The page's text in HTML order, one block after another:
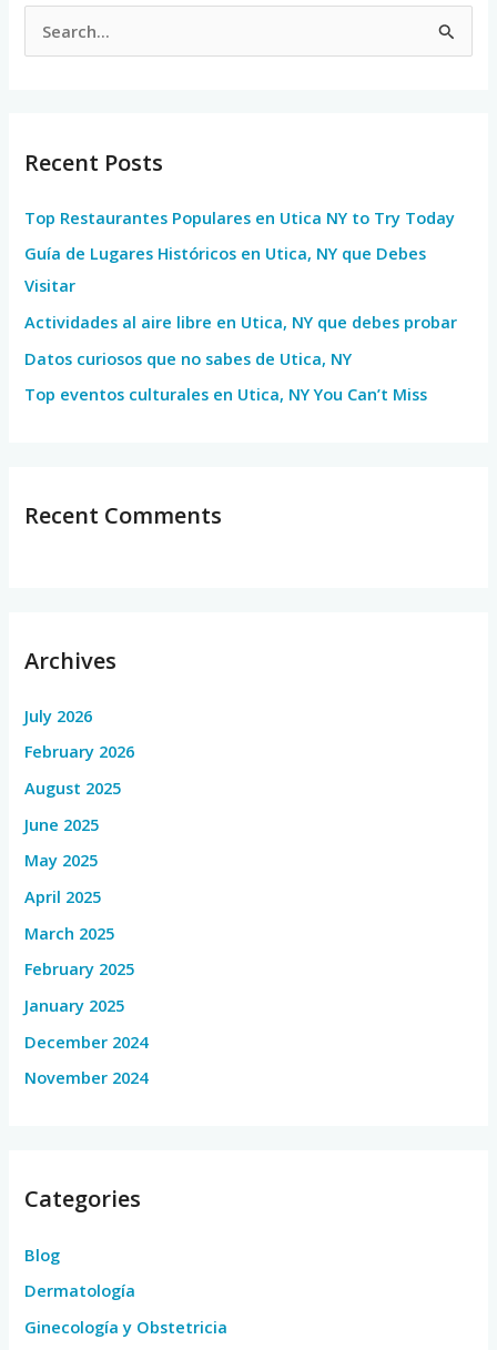
c
f
o
r
:
Recent Posts
Top Restaurantes Populares en Utica NY to Try Today
Guía de Lugares Históricos en Utica, NY que Debes
Visitar
Actividades al aire libre en Utica, NY que debes probar
Datos curiosos que no sabes de Utica, NY
Top eventos culturales en Utica, NY You Can’t Miss
Recent Comments
Archives
July 2026
February 2026
August 2025
June 2025
May 2025
April 2025
March 2025
February 2025
January 2025
December 2024
November 2024
Categories
Blog
Dermatología
Ginecología y Obstetricia